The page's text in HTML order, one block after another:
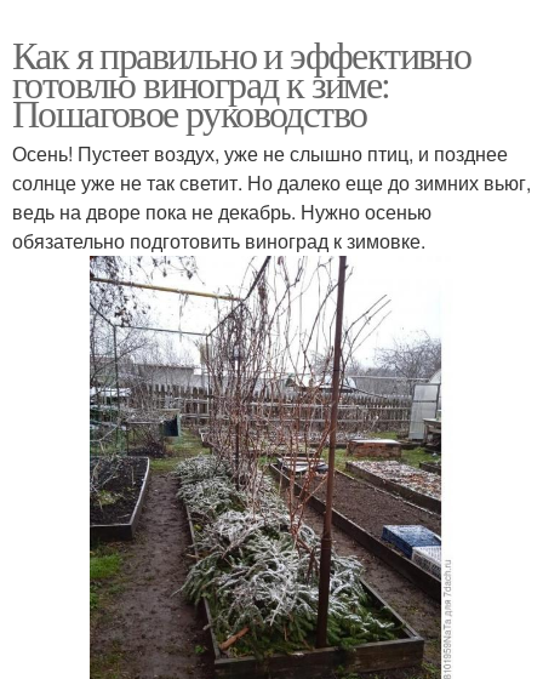
Как я правильно и эффективно
готовлю виноград к зиме:
Пошаговое руководство
Осень! Пустеет воздух, уже не слышно птиц, и позднее
солнце уже не так светит. Но далеко еще до зимних вьюг,
ведь на дворе пока не декабрь. Нужно осенью
обязательно подготовить виноград к зимовке.